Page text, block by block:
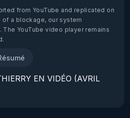
from YouTube and replicated on
of a blockage, our system
The YouTube video player remains
EN VIDÉO (AVRIL